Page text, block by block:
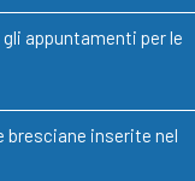
appuntamenti per le
bresciane inserite nel